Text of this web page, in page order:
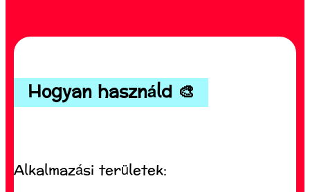
Hogyan használd 🎨
Alkalmazási területek: